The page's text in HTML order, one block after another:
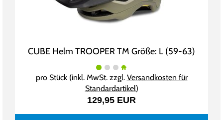
CUBE Helm TROOPER TM Größe: L (59-63)
pro Stück (inkl. MwSt. zzgl. Versandkosten für
Standardartikel)
129,95 EUR